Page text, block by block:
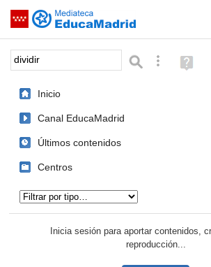
Saltar navegación
Palabra o frase: BúsquedaAyuda
(en
Inicio
Canal EducaMadrid
Últimos contenidos
Centros
Inicia sesión para aportar contenidos,
reproducción...